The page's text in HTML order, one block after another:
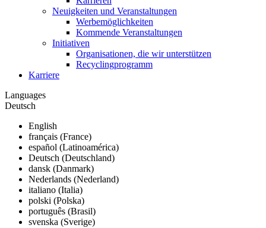
Neuigkeiten und Veranstaltungen
Werbemöglichkeiten
Kommende Veranstaltungen
Initiativen
Organisationen, die wir unterstützen
Recyclingprogramm
Karriere
Languages
Deutsch
English
français (France)
español (Latinoamérica)
Deutsch (Deutschland)
dansk (Danmark)
Nederlands (Nederland)
italiano (Italia)
polski (Polska)
português (Brasil)
svenska (Sverige)